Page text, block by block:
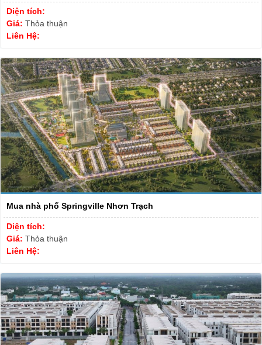
Diện tích:
Giá: Thỏa thuận
Liên Hệ:
Mua nhà phố Springville Nhơn Trạch
Diện tích:
Giá: Thỏa thuận
Liên Hệ: